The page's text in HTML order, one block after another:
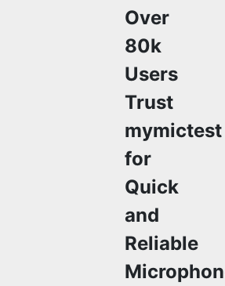
Over
80k
Users
Trust
mymictest
for
Quick
and
Reliable